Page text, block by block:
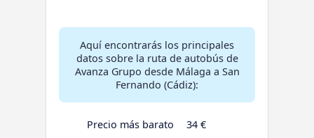
Aquí encontrarás los principales
datos sobre la ruta de autobús de
Avanza Grupo desde Málaga a San
Fernando (Cádiz):
Precio más barato
34 €